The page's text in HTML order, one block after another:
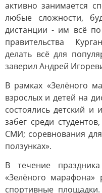
активно занимается
любые сложности,
дистанции - им всё
правительства
делать всё для
заверил Андрей
В рамках «Зелёного
взрослых и детей на
состоялись детский
забег среди
СМИ; соревнования
ползунках».
В течение
«Зелёного марафона»
спортивные